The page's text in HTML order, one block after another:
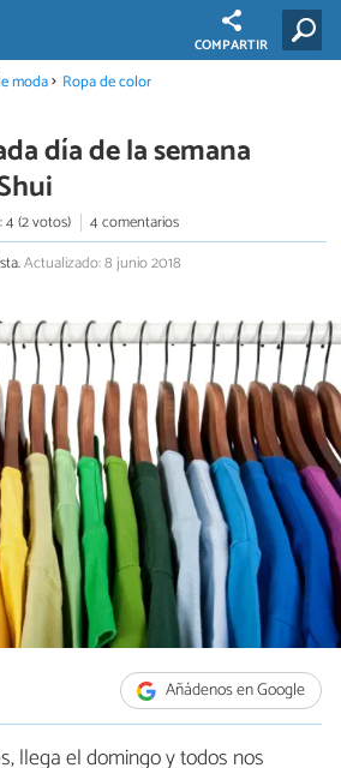
COMPARTIR
moda Ropa de color
día de la semana
(2 votos)
4 comentarios
Actualizado: 8 junio 2018
Añádenos en Google
llega el domingo y todos nos